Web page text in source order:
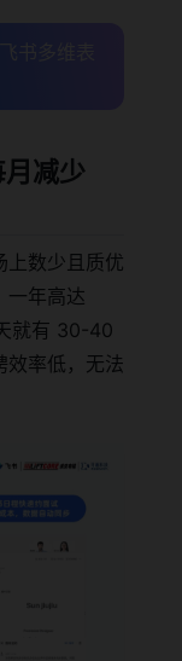
书多维表
减少
上数少且质优
一年高达
就有 30-40
效率低，无法